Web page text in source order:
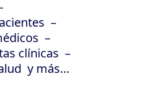
clínicas
y más…